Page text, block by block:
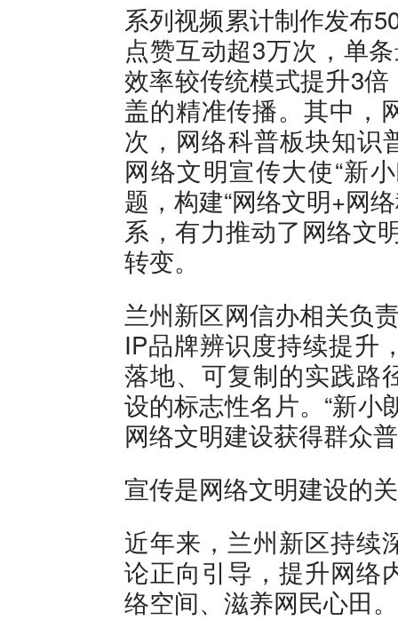
系列视频累计制作发布
点赞互动超3万次，单
效率较传统模式提升3
盖的精准传播。其中，
次，网络科普板块知
网络文明宣传大使“新
题，构建“网络文明+网
系，有力推动了网络文
转变。
兰州新区网信办相关负
IP品牌辨识度持续提升
落地、可复制的实践路
设的标志性名片。“新小
网络文明建设获得群众
宣传是网络文明建设的
近年来，兰州新区持续
论正向引导，提升网络
络空间、滋养网民心田。